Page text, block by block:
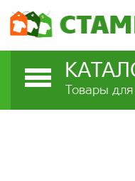
Товары